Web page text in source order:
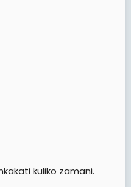
kuliko zamani.